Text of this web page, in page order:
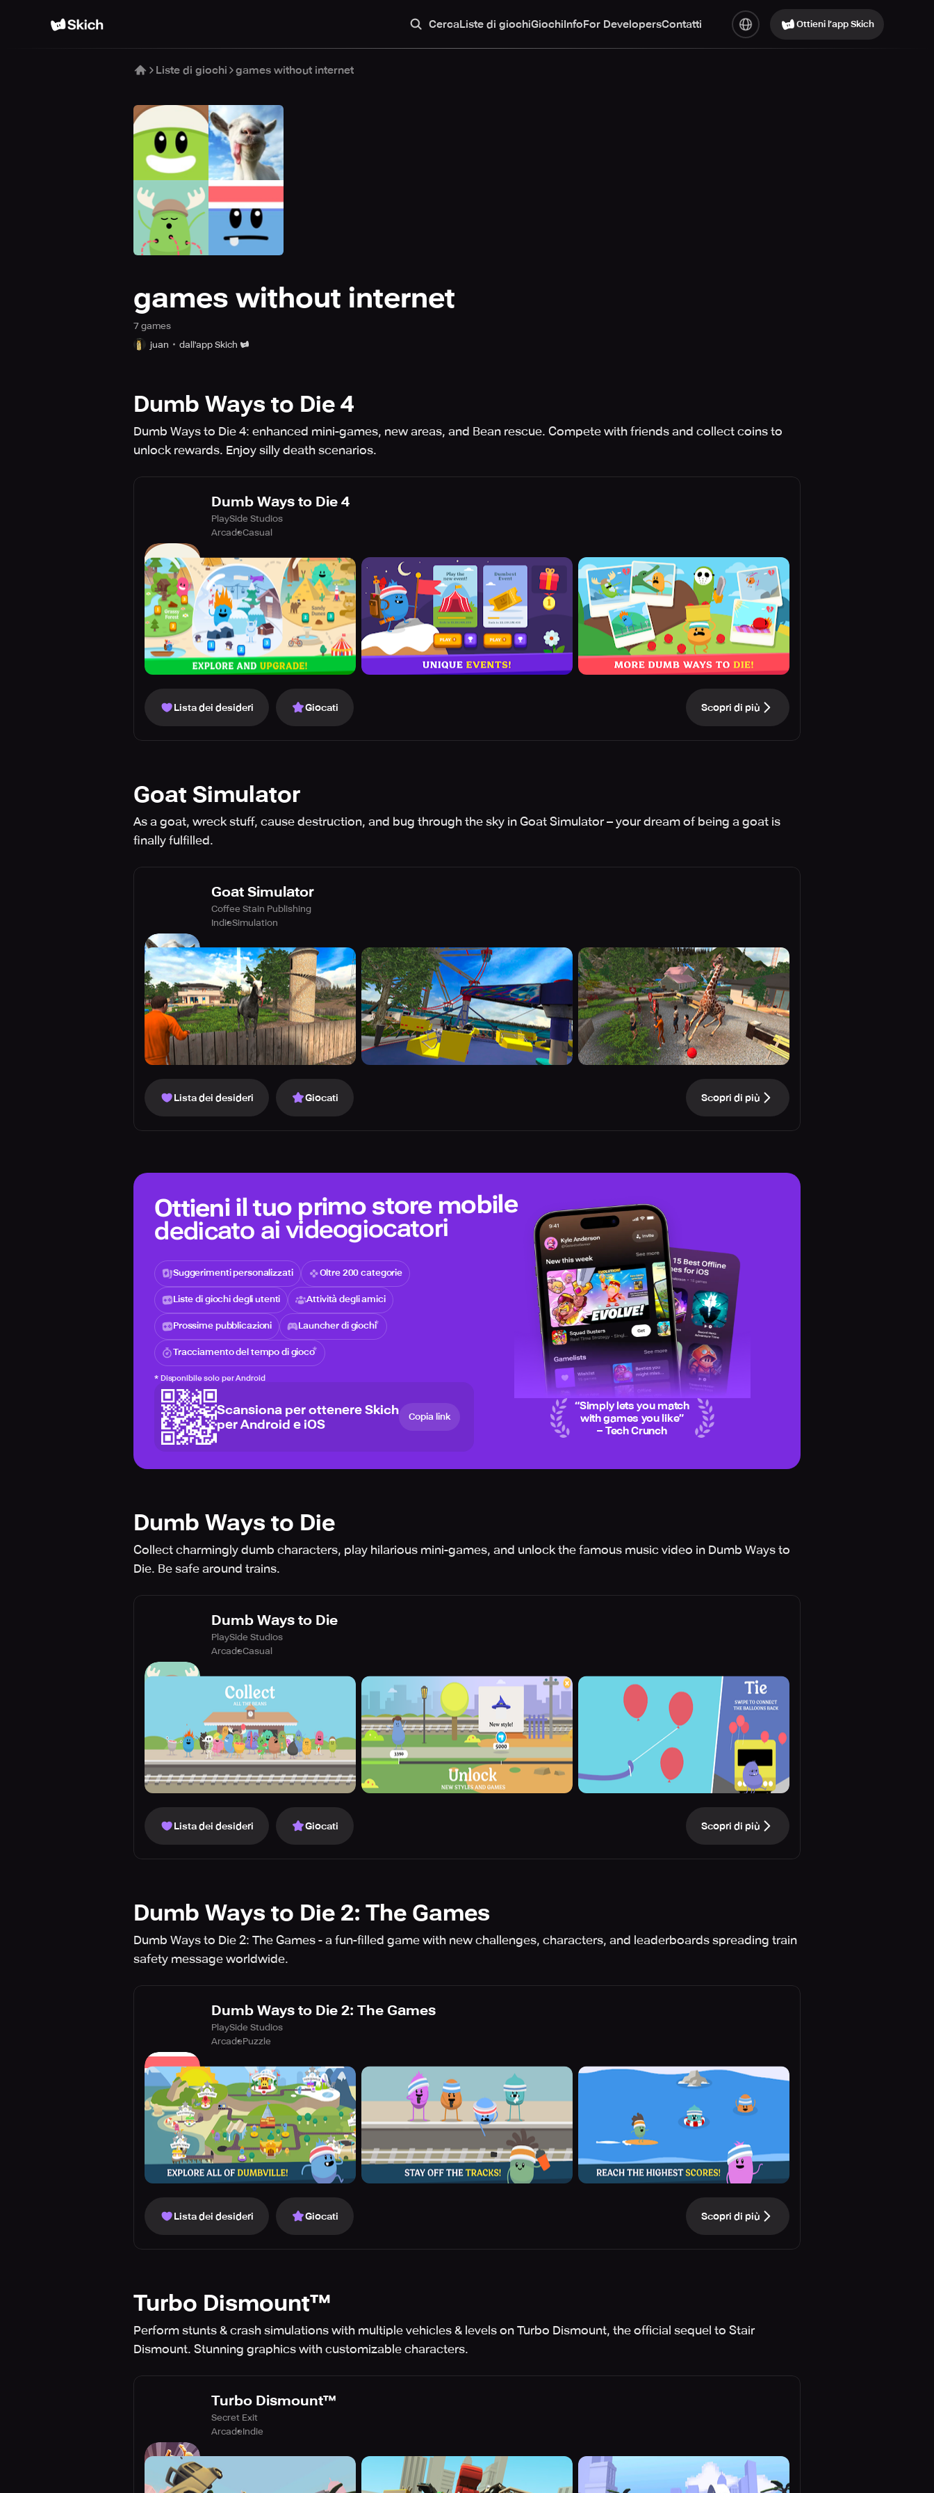
CercaListe di giochiGiochiInfoFor DevelopersContatti Ottieni l’app Skich
Liste di giochi games without internet
games without internet
7 games
juan
dall'app Skich
Dumb Ways to Die 4
Dumb Ways to Die 4: enhanced mini-games, new areas, and Bean rescue. Compete with friends and collect coins to
unlock rewards. Enjoy silly death scenarios.
Dumb Ways to Die 4
PlaySide Studios
ArcadeCasual
Lista dei desideri Giocati Scopri di più
Goat Simulator
As a goat, wreck stuff, cause destruction, and bug through the sky in Goat Simulator – your dream of being a goat is
finally fulfilled.
Goat Simulator
Coffee Stain Publishing
IndieSimulation
Lista dei desideri Giocati Scopri di più
Ottieni il tuo primo store mobile
dedicato ai videogiocatori
Suggerimenti personalizzati Oltre 200 categorie
Liste di giochi degli utenti Attività degli amici
Prossime pubblicazioni Launcher di giochi
Tracciamento del tempo di gioco
* Disponibile solo per Android
Scansiona per ottenere Skich
per Android e iOS
Copia link
“Simply lets you match
with games you like”
– Tech Crunch
Dumb Ways to Die
Collect charmingly dumb characters, play hilarious mini-games, and unlock the famous music video in Dumb Ways to
Die. Be safe around trains.
Dumb Ways to Die
PlaySide Studios
ArcadeCasual
Lista dei desideri Giocati Scopri di più
Dumb Ways to Die 2: The Games
Dumb Ways to Die 2: The Games - a fun-filled game with new challenges, characters, and leaderboards spreading train
safety message worldwide.
Dumb Ways to Die 2: The Games
PlaySide Studios
ArcadePuzzle
Lista dei desideri Giocati Scopri di più
Turbo Dismount™
Perform stunts & crash simulations with multiple vehicles & levels on Turbo Dismount, the official sequel to Stair
Dismount. Stunning graphics with customizable characters.
Turbo Dismount™
Secret Exit
ArcadeIndie